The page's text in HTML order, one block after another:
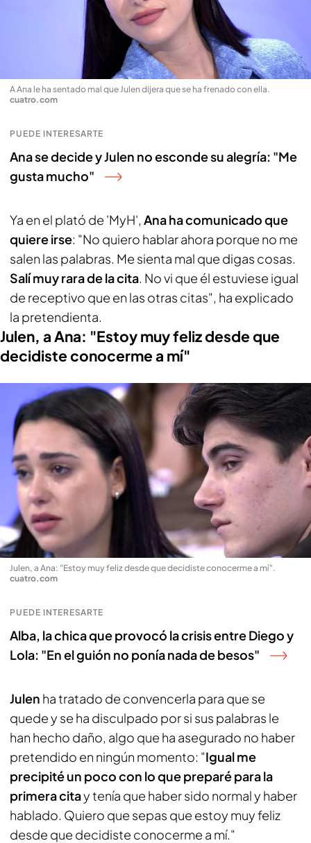
A Ana le ha sentado mal que Julen dijera que se ha frenado con ella.
cuatro.com
PUEDE INTERESARTE
Ana se decide y Julen no esconde su alegría: "Me
gusta mucho"
Ya en el plató de 'MyH', Ana ha comunicado que
quiere irse: "No quiero hablar ahora porque no me
salen las palabras. Me sienta mal que digas cosas.
Salí muy rara de la cita. No vi que él estuviese igual
de receptivo que en las otras citas", ha explicado
la pretendienta.
Julen, a Ana: "Estoy muy feliz desde que
decidiste conocerme a mí"
Julen, a Ana: "Estoy muy feliz desde que decidiste conocerme a mí".
cuatro.com
PUEDE INTERESARTE
Alba, la chica que provocó la crisis entre Diego y
Lola: "En el guión no ponía nada de besos"
Julen ha tratado de convencerla para que se
quede y se ha disculpado por si sus palabras le
han hecho daño, algo que ha asegurado no haber
pretendido en ningún momento: "Igual me
precipité un poco con lo que preparé para la
primera citay tenía que haber sido normal y haber
hablado. Quiero que sepas que estoy muy feliz
desde que decidiste conocerme a mí."